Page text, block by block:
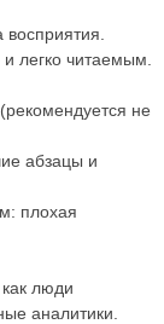
легко читаемым.
не
абзацы и
плохая
люди
аналитики.